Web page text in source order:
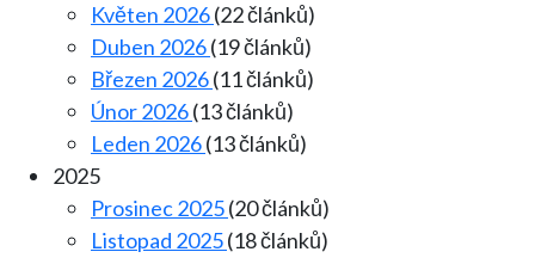
Květen 2026(22 článků)
Duben 2026(19 článků)
Březen 2026(11 článků)
Únor 2026(13 článků)
Leden 2026(13 článků)
2025
Prosinec 2025(20 článků)
Listopad 2025(18 článků)